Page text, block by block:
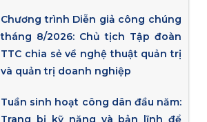
Chương trình Diễn giả công chúng
tháng 8/2026: Chủ tịch Tập đoàn
TTC chia sẻ về nghệ thuật quản trị
và quản trị doanh nghiệp
Tuần sinh hoạt công dân đầu năm:
Trang bị kỹ năng và bản lĩnh để